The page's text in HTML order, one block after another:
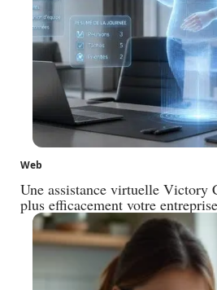
Web
Une assistance virtuelle Victory
plus efficacement votre entreprise